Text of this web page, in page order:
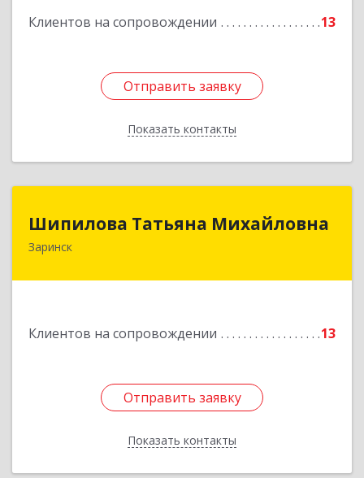
Клиентов на сопровождении 13
Отправить заявку
Показать контакты
Отправить заявку
Назад
Шипилова Татьяна Михайловна
Заринск
Клиентов на сопровождении 13
Отправить заявку
Показать контакты
Шипилова Татьяна Михайловна
Отправить заявку
Назад